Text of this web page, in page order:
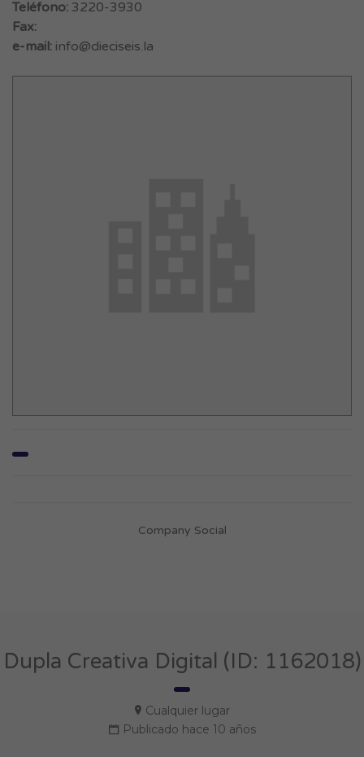
Teléfono: 3220-3930
Fax:
e-mail: info@dieciseis.la
Company Social
Dupla Creativa Digital (ID: 1162018)
Cualquier lugar
Publicado hace 10 años